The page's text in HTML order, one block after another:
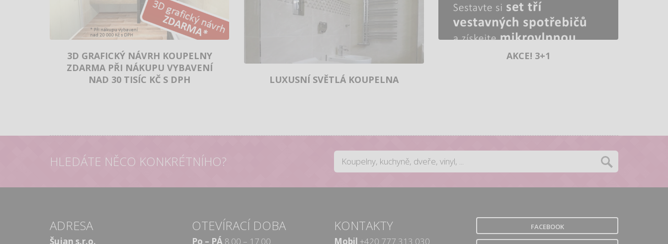
3D GRAFICKÝ NÁVRH KOUPELNY
ZDARMA PŘI NÁKUPU VYBAVENÍ
NAD 30 TISÍC KČ S DPH
LUXUSNÍ SVĚTLÁ KOUPELNA
AKCE! 3+1
HLEDÁTE NĚCO KONKRÉTNÍHO?
ADRESA
Šujan s.r.o.
OTEVÍRACÍ DOBA
Po – PÁ 8.00 – 17.00
KONTAKTY
Mobil +420 777 313 030
FACEBOOK